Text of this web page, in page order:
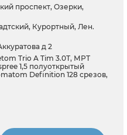
проспект, Озерки,
Курортный, Лен.
д 2
Trio A Tim 3.0Т, МРТ
1,5 полуоткрытый
Definition 128 срезов,